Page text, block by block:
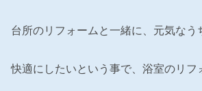
台所のリフォームと一緒に、元気なう
快適にしたいという事で、浴室のリフ